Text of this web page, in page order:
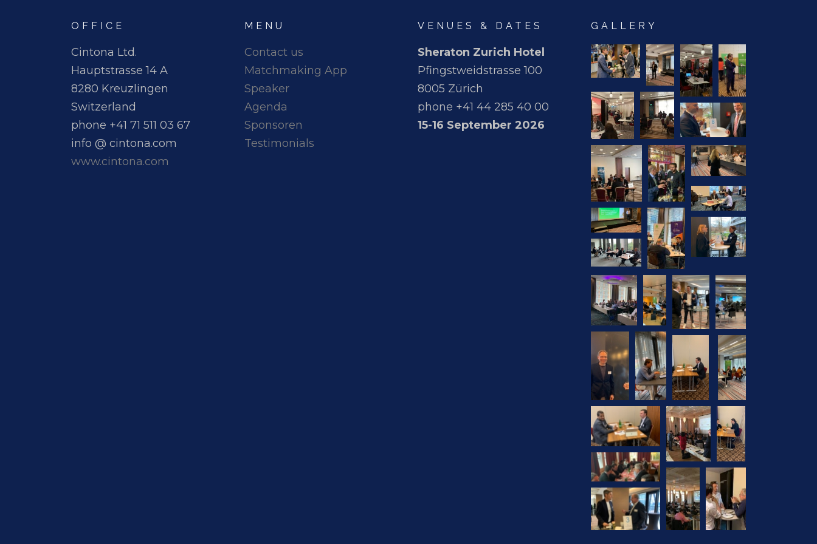
OFFICE
Cintona Ltd.
Hauptstrasse 14 A
8280 Kreuzlingen
Switzerland
phone +41 71 511 03 67
info @ cintona.com
www.cintona.com
MENU
Contact us
Matchmaking App
Speaker
Agenda
Sponsoren
Testimonials
VENUES & DATES
Sheraton Zurich Hotel
Pfingstweidstrasse 100
8005 Zürich
phone +41 44 285 40 00
15-16 September 2026
GALLERY